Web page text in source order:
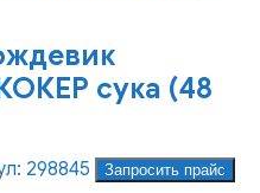
сука (48
298845 Запросить прайс